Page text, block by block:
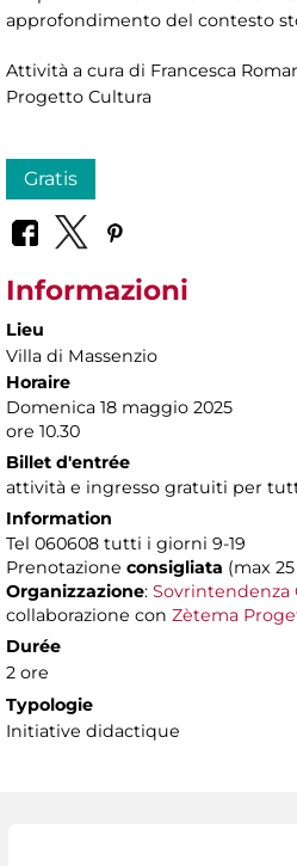
approfondimento del contesto
Attività a cura di Francesca
Progetto Cultura
Gratis
Informazioni
Lieu
Villa di Massenzio
Horaire
Domenica 18 maggio 2025
ore 10.30
Billet d'entrée
attività e ingresso gratuiti per
Information
Tel 060608 tutti i giorni 9-19
Prenotazione consigliata (max
Organizzazione: Sovrintendenza
collaborazione con Zètema
Durée
2 ore
Typologie
Initiative didactique